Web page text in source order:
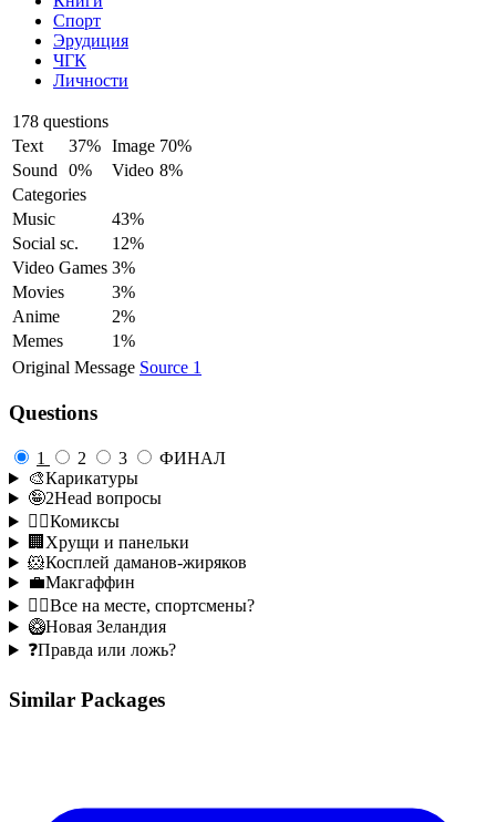
Спорт
Эрудиция
ЧГК
Личности
178 questions
Text
37% Image 70%
Sound
0% Video 8%
Categories
Music
43%
Social sc.
12%
Video Games 3%
Movies
3%
Anime
2%
Memes
1%
Original Message Source 1
Questions
1 2 3
ФИНАЛ
🎨Карикатуры
🤪2Head вопросы
🦸‍♂️Комиксы
🏢Хрущи и панельки
🐹Косплей даманов-жиряков
💼Макгаффин
🏃‍♂️Все на месте, спортсмены?
🥝Новая Зеландия
❓Правда или ложь?
Similar Packages